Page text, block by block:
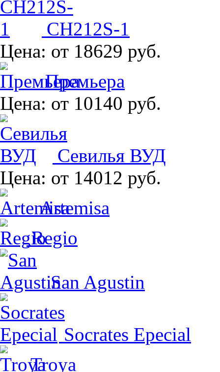
CH212S-1
Цена: от 18629 руб.
Премьера
Цена: от 10140 руб.
Севилья ВУД
Цена: от 14012 руб.
Artemisa
Regio
San Agustin
Socrates Epecial
Troya